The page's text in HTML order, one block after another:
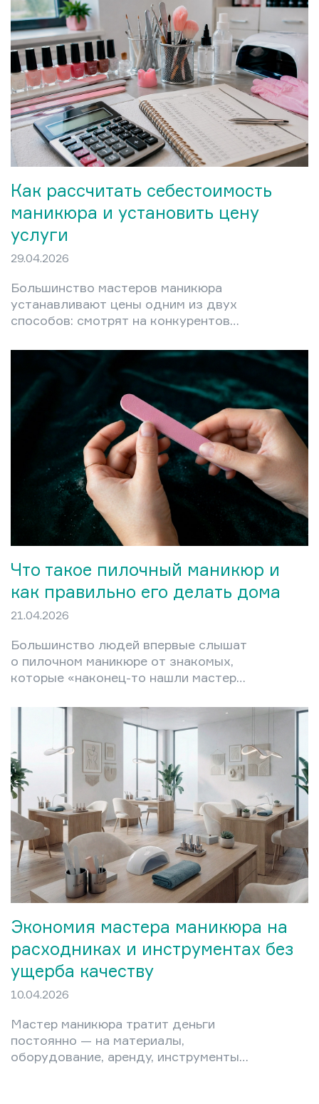
каждом ноготке. Модный маникюр
этого лета строится на трёх
принципах: чистота формы, живой
цвет и лёгкость покрытия.
Как рассчитать себестоимость
маникюра и установить цену
услуги
29.04.2026
Большинство мастеров маникюра
устанавливают цены одним из двух
способов: смотрят на конкурентов
подхода приводят к одному
результату — либо постоянному
недозаработку, либо к потере
клиентов после внезапного
повышения цен, которое кажется
окружающим произвольным. Между
тем существует конкретная
математика, которая превращает
ценообразование из догадки в
управляемый процесс. В этой статье
разберём полную структуру
себестоимости маникюрной…
Что такое пилочный маникюр и
как правильно его делать дома
21.04.2026
Большинство людей впервые слышат
о пилочном маникюре от знакомых,
которые «наконец-то нашли мастера,
случайно: техника появилась именно
как ответ на проблему
травматичного обрезного ухода —
болезненного, рискованного и
парадоксально ускоряющего рост
кутикулы. В этой статье разберём,
что представляет собой пилочный
маникюр, чем он отличается от
обрезного и аппаратного, кому
подходит, а кому — нет, и как
освоить технику дома без…
Экономия мастера маникюра на
расходниках и инструментах без
ущерба качеству
10.04.2026
Мастер маникюра тратит деньги
постоянно — на материалы,
оборудование, аренду, инструменты.